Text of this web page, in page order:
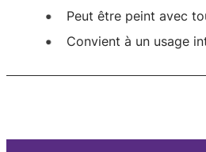
Peut être peint avec
Convient à un usage